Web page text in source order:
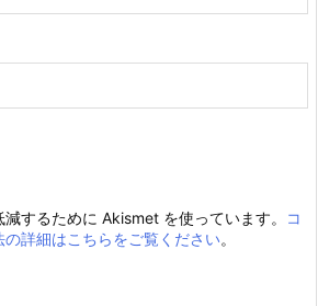
するために Akismet を使っています。
コ
の詳細はこちらをご覧ください。